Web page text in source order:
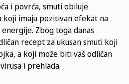
i povrća, smuti obiluje
imaju pozitivan efekat na
Zbog toga danas
recept za ukusan smuti koji
a koji može biti vaš odličan
i prehlada.